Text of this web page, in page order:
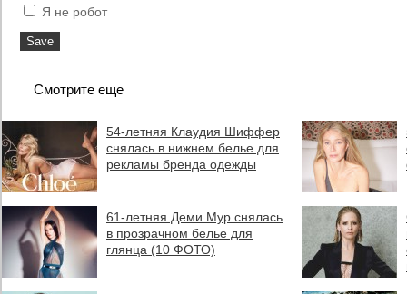
Я не робот
Смотрите еще
54-летняя Клаудия Шиффер
снялась в нижнем белье для
рекламы бренда одежды
61-летняя Деми Мур снялась
в прозрачном белье для
глянца (10 ФОТО)